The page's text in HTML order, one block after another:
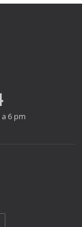
6 pm